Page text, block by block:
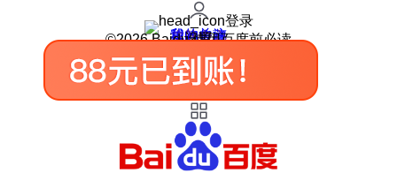
登录
我的关注
我的收藏
皮肤中心
用户反馈
设置
©2026 Baidu 使用百度前必读